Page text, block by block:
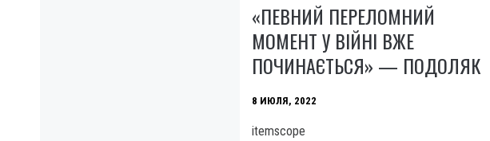
«ПЕВНИЙ ПЕРЕЛОМНИЙ
МОМЕНТ У ВІЙНІ ВЖЕ
ПОЧИНАЄТЬСЯ» — ПОДОЛЯК
8 ИЮЛЯ, 2022
itemscope